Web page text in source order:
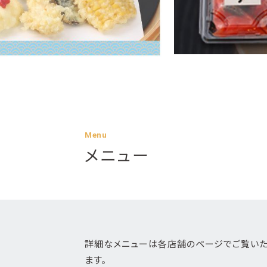
Menu
メニュー
詳細なメニューは各店舗のページでご覧い
ます。